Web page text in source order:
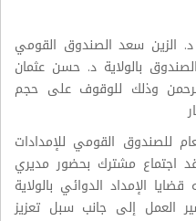
د. الزين سعد الصندوق القومي
بالولاية د. حسن عثمان
وذلك للوقوف على حجم
للصندوق القومي للإمدادات
اجتماع مشترك بحضور مديري
الإمداد الدوائي بالولاية
العمل إلى جانب سبل تعزيز